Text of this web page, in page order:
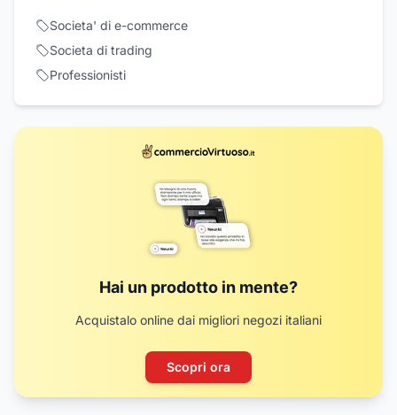
Societa' di e-commerce
Societa di trading
Professionisti
Hai un prodotto in mente?
Acquistalo online dai migliori negozi italiani
Scopri ora